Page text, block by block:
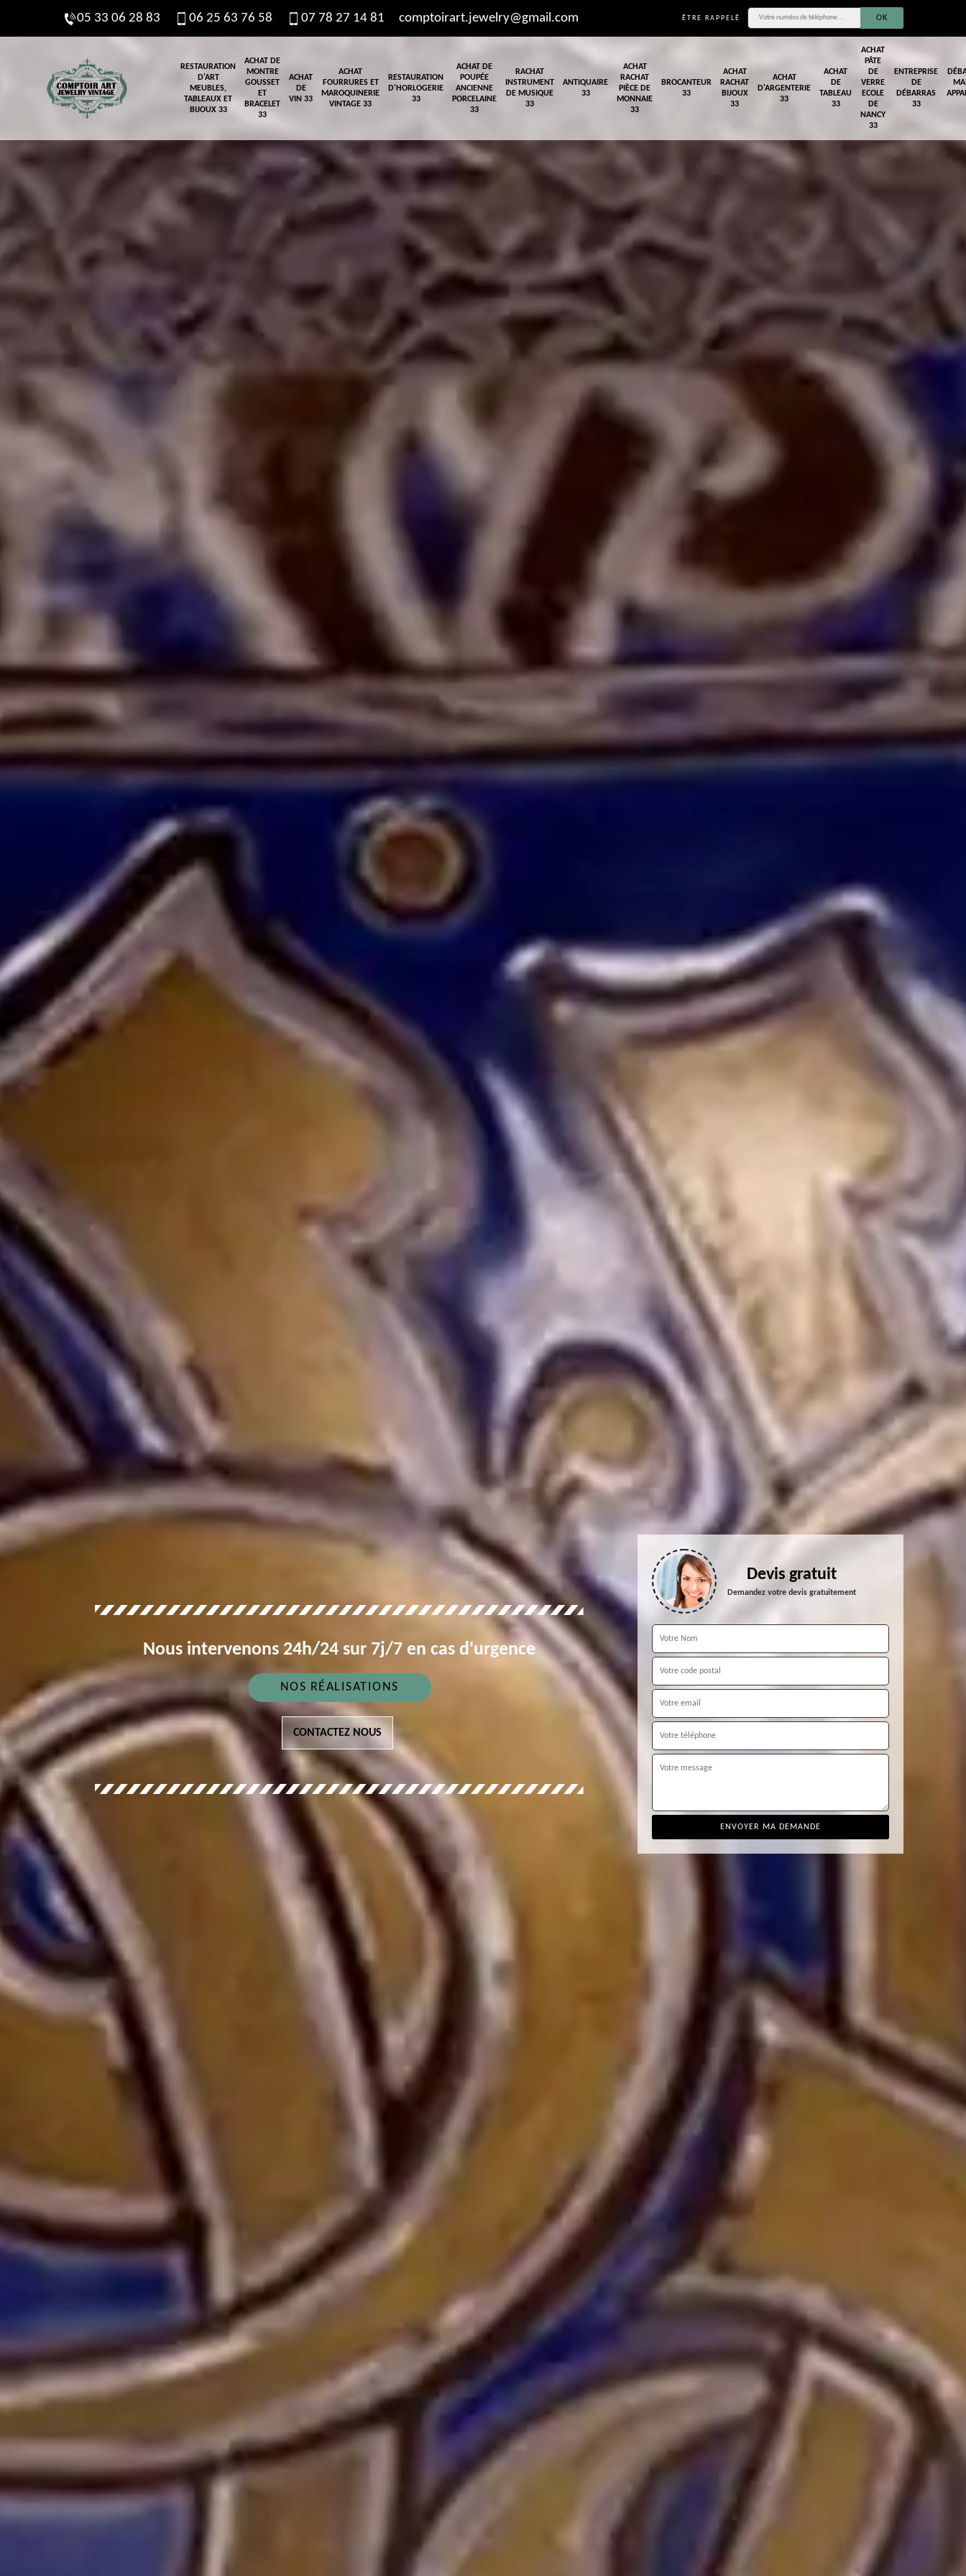
05 33 06 28 83 06 25 63 76 58 07 78 27 14 81 comptoirart.jewelry@gmail.com ÊTRE RAPPELÉ
RESTAURATION
D'ART
MEUBLES,
TABLEAUX ET
BIJOUX 33
ACHAT DE
MONTRE
GOUSSET
ET
BRACELET
33
ACHAT
DE
VIN 33
ACHAT
FOURRURES ET
MAROQUINERIE
VINTAGE 33
RESTAURATION
D'HORLOGERIE
33
ACHAT DE
POUPÉE
ANCIENNE
PORCELAINE
33
RACHAT
INSTRUMENT
DE MUSIQUE
33
ANTIQUAIRE
33
ACHAT
RACHAT
PIÈCE DE
MONNAIE
33
BROCANTEUR
33
ACHAT
RACHAT
BIJOUX
33
ACHAT
D'ARGENTERIE
33
ACHAT
DE
TABLEAU
33
ACHAT
PÂTE
DE
VERRE
ECOLE
DE
NANCY
33
ENTREPRISE
DE
DÉBARRAS
33
Nous intervenons 24h/24 sur 7j/7 en cas d'urgence
NOS RÉALISATIONS
CONTACTEZ NOUS
Devis gratuit
Demandez votre devis gratuitement